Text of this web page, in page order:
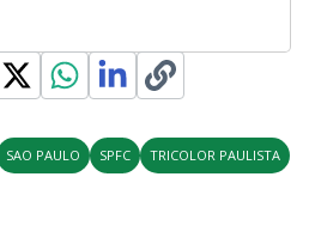
SAO PAULO SPFC
TRICOLOR PAULISTA